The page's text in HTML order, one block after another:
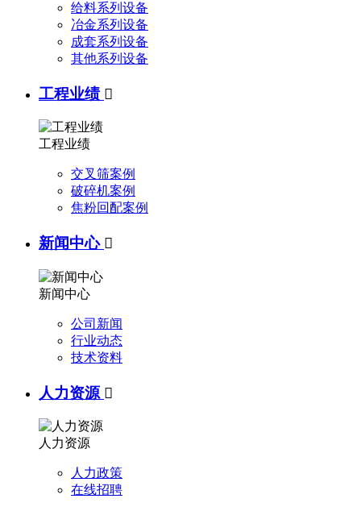
给料系列设备
冶金系列设备
成套系列设备
其他系列设备
工程业绩 
工程业绩
交叉筛案例
破碎机案例
焦粉回配案例
新闻中心 
新闻中心
公司新闻
行业动态
技术资料
人力资源 
人力资源
人力政策
在线招聘